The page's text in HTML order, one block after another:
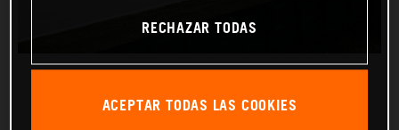
RECHAZAR TODAS
ACEPTAR TODAS LAS COOKIES